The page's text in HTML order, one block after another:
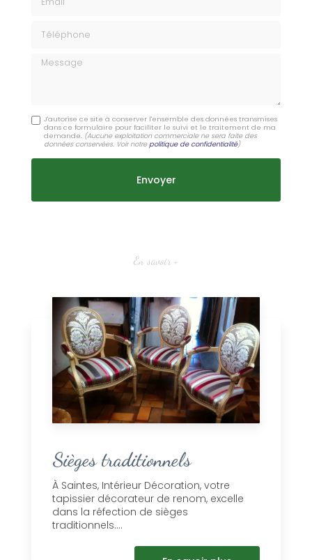
Message
J'autorise ce site à conserver l'ensemble des données transmises
dans ce formulaire pour faciliter le suivi et le traitement de ma
demande. (Aucune exploitation commerciale ne sera faite des
données conservées. Voir notrepolitique de confidentialité)
En savoir +
Sièges traditionnels
À Saintes, Intérieur Décoration, votre
tapissier décorateur de renom, excelle
dans la réfection de sièges
traditionnels....